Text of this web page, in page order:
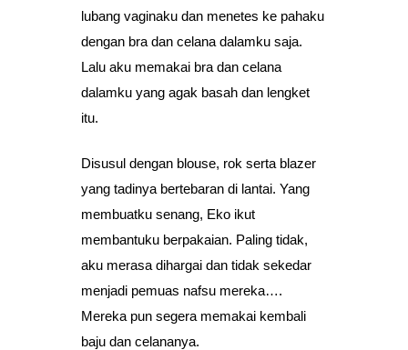
lubang vaginaku dan menetes ke pahaku
dengan bra dan celana dalamku saja.
Lalu aku memakai bra dan celana
dalamku yang agak basah dan lengket
itu.
Disusul dengan blouse, rok serta blazer
yang tadinya bertebaran di lantai. Yang
membuatku senang, Eko ikut
membantuku berpakaian. Paling tidak,
aku merasa dihargai dan tidak sekedar
menjadi pemuas nafsu mereka….
Mereka pun segera memakai kembali
baju dan celananya.